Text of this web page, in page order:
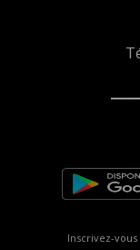
Inscrivez-